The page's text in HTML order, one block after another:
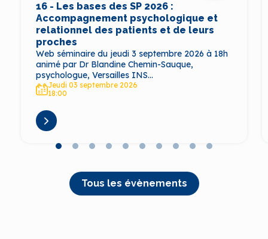
16 - Les bases des SP 2026 :
Accompagnement psychologique et
relationnel des patients et de leurs
proches
Web séminaire du jeudi 3 septembre 2026 à 18h
animé par Dr Blandine Chemin-Sauque,
psychologue, Versailles INS...
Jeudi 03 septembre 2026
18:00
Tous les évènements